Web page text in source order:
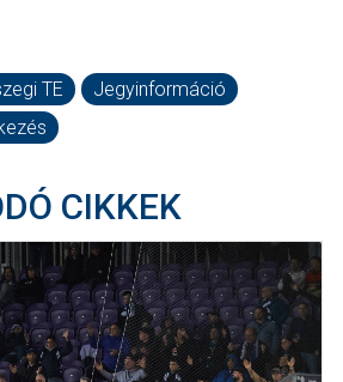
TE
Jegyinformáció
CIKKEK